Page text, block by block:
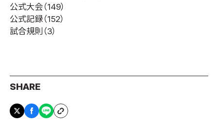
公式大会（149）
公式記録（152）
試合規則 （3）
SHARE